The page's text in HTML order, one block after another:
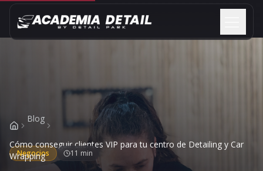
Blog
Cómo conseguir clientes VIP para tu centro de Detailing y Car
Wrapping
Negocios 11 min